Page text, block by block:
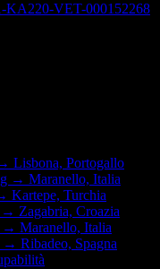
KA220-VET-000152268
Lisbona, Portogallo
→ Maranello, Italia
Kartepe, Turchia
Zagabria, Croazia
→ Maranello, Italia
Ribadeo, Spagna